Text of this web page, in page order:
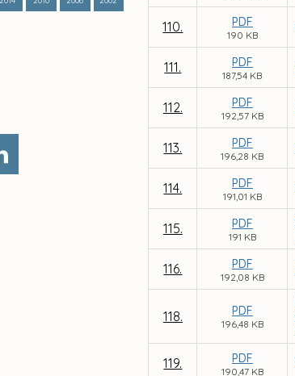
110. PDF
190 KB
111. PDF
187,54 KB
112. PDF
192,57 KB
113. PDF
196,28 KB
114. PDF
191,01 KB
115. PDF
191 KB
116. PDF
192,08 KB
118. PDF
196,48 KB
119. PDF
190,47 KB